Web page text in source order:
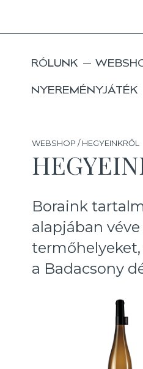
RÓLUNK
NYEREMÉNYJÁTÉK
WEBSHOP / HEGYEINKRŐL
Boraink
alapjában
termőhelyeket,
a Badacsony